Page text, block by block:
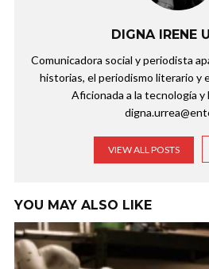
DIGNA IRENE
Comunicadora social y periodista
historias, el periodismo literario y
Aficionada a la tecnología y
VIEW ALL POSTS
YOU MAY ALSO LIKE